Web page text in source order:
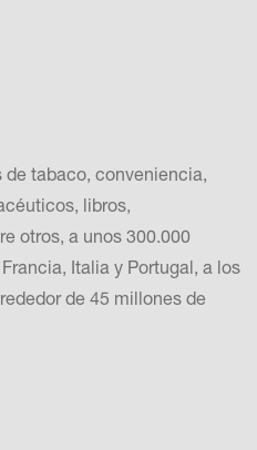
tabaco, conveniencia,
libros,
otros, a unos 300.000
Italia y Portugal, a los
de 45 millones de